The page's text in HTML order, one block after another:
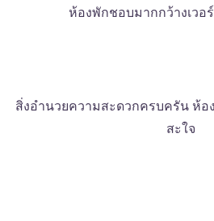
ห้องพักชอบมากกว้างเวอ
สิ่งอำนวยความสะดวกครบครัน ห้อ
สะใจ